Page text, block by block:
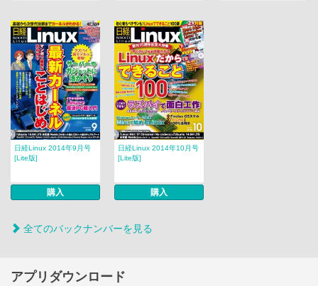
日経Linux 2014年9月号
[Lite版]
購入
日経Linux 2014年10月号
[Lite版]
購入
全てのバックナンバーを見る
アプリダウンロード